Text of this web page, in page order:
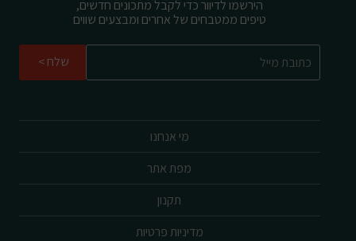
מי אנחנו
מפת אתר
תקנון
מדיניות פרטיות
הירשמו לדיוור כדי לקבל מתכונים חדשים,
טיפים ממטבחים של אחרים ומבצעים שווים
שלח